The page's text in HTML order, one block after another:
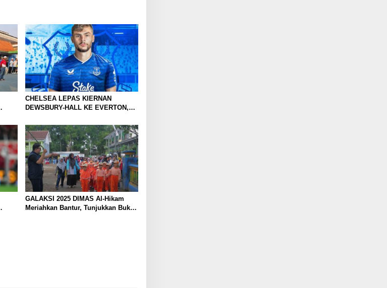
CHELSEA LEPAS KIERNAN
DEWSBURY-HALL KE EVERTON,
DIMULAI
GALAKSI 2025 DIMAS Al-Hikam
Meriahkan Bantur, Tunjukkan Bukti